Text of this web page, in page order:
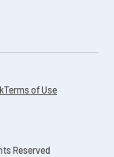
Terms of Use
Reserved